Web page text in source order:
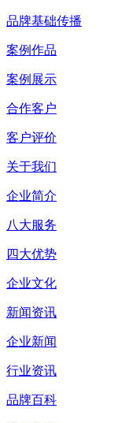
品牌基础传播
案例作品
案例展示
合作客户
客户评价
关于我们
企业简介
八大服务
四大优势
企业文化
新闻资讯
企业新闻
行业资讯
品牌百科